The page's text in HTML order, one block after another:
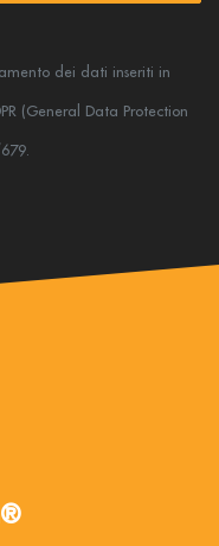
dei dati inseriti in
(General Data Protection